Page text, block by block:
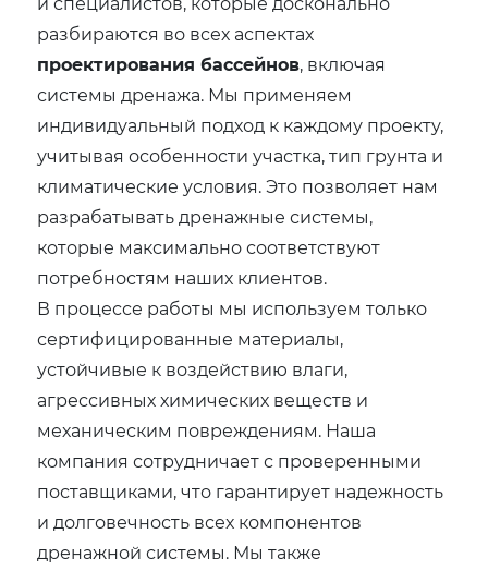
разбираются во всех аспектах
проектирования бассейнов, включая
системы дренажа. Мы применяем
индивидуальный подход к каждому проекту,
учитывая особенности участка, тип грунта и
климатические условия. Это позволяет нам
разрабатывать дренажные системы,
которые максимально соответствуют
потребностям наших клиентов.
В процессе работы мы используем только
сертифицированные материалы,
устойчивые к воздействию влаги,
агрессивных химических веществ и
механическим повреждениям. Наша
компания сотрудничает с проверенными
поставщиками, что гарантирует надежность
и долговечность всех компонентов
дренажной системы. Мы также